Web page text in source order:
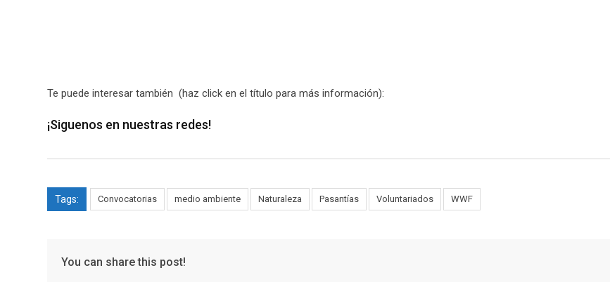
Te puede interesar también (haz click en el título para más información):
¡Siguenos en nuestras redes!
Tags: Convocatorias medio ambiente Naturaleza Pasantías Voluntariados WWF
You can share this post!